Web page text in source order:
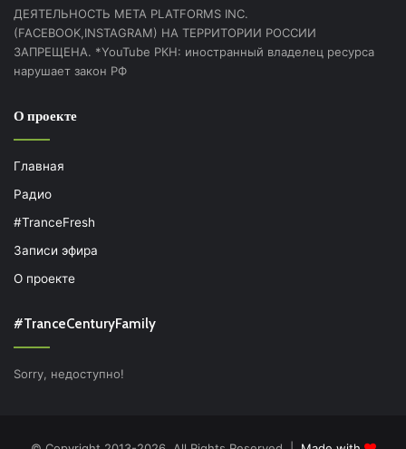
ДЕЯТЕЛЬНОСТЬ МЕТА PLATFORMS INC.
(FACEBOOK,INSTAGRAM) НА ТЕРРИТОРИИ РОССИИ
ЗАПРЕЩЕНА. *YouTube РКН: иностранный владелец ресурса
нарушает закон РФ
О проекте
Главная
Радио
#TranceFresh
Записи эфира
О проекте
#TranceCenturyFamily
Sorry, недоступно!